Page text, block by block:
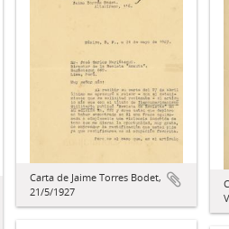
Carta de Jaime Torres Bodet,
21/5/1927